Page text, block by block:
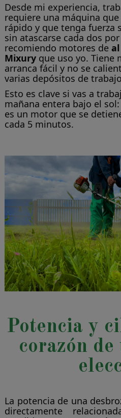
Desde mi experiencia,
requiere una máquina
rápido y que tenga fuerza
sin atascarse cada dos
recomiendo motores de
Mixury que uso yo. Tiene
arranca fácil y no se
varias depósitos de
Esto es clave si vas a
mañana entera bajo el
es un motor que se
cada 5 minutos.
Potencia y
corazón de
La potencia de una
directamente